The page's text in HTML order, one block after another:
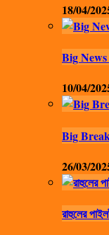
18/04/
Big News
10/04/
Big
26/03/
রাহুলের